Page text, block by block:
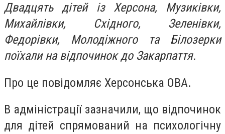
Двадцять дітей із Херсона, Музиківки,
Михайлівки, Східного, Зеленівки,
Федорівки, Молодіжного та Білозерки
поїхали на відпочинок до Закарпаття.
Про це повідомляє Херсонська ОВА.
В адміністрації зазначили, що відпочинок
для дітей спрямований на психологічну